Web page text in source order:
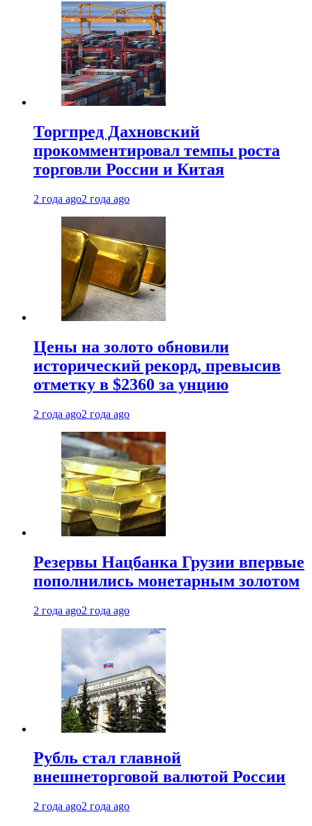
Торгпред Дахновский
прокомментировал темпы роста
торговли России и Китая
2 года ago2 года ago
Цены на золото обновили
исторический рекорд, превысив
отметку в $2360 за унцию
2 года ago2 года ago
Резервы Нацбанка Грузии впервые
пополнились монетарным золотом
2 года ago2 года ago
Рубль стал главной
внешнеторговой валютой России
2 года ago2 года ago